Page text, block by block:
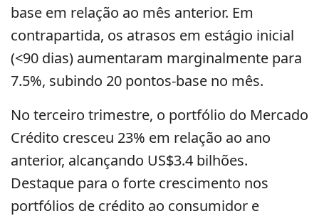
base em relação ao mês anterior. Em
contrapartida, os atrasos em estágio inicial
(<90 dias) aumentaram marginalmente para
7.5%, subindo 20 pontos-base no mês.
No terceiro trimestre, o portfólio do Mercado
Crédito cresceu 23% em relação ao ano
anterior, alcançando US$3.4 bilhões.
Destaque para o forte crescimento nos
portfólios de crédito ao consumidor e